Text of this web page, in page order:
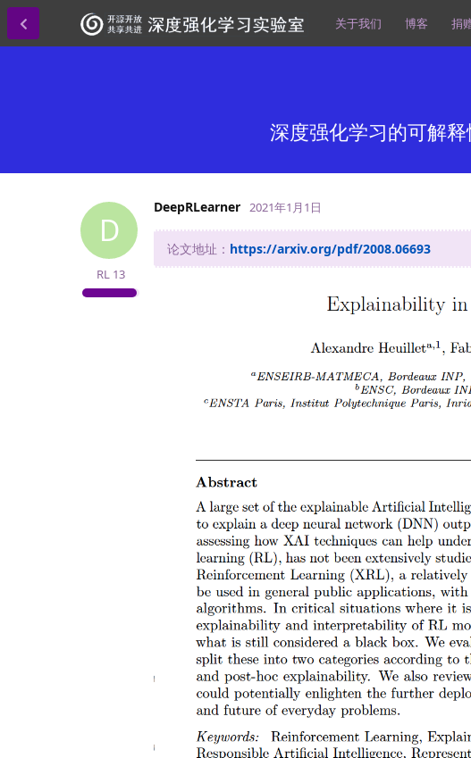
关于我们 博客 捐
深度强化学习的可解
D
DeepRLearner
RL 13
2021年1月1日
论文地址： https://arxiv.org/pdf/2008.06693